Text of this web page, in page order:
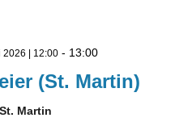
2026 | 12:00 - 13:00
(St. Martin)
Martin